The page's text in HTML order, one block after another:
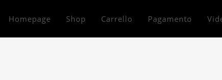
Homepage Shop Carrello Pagamento